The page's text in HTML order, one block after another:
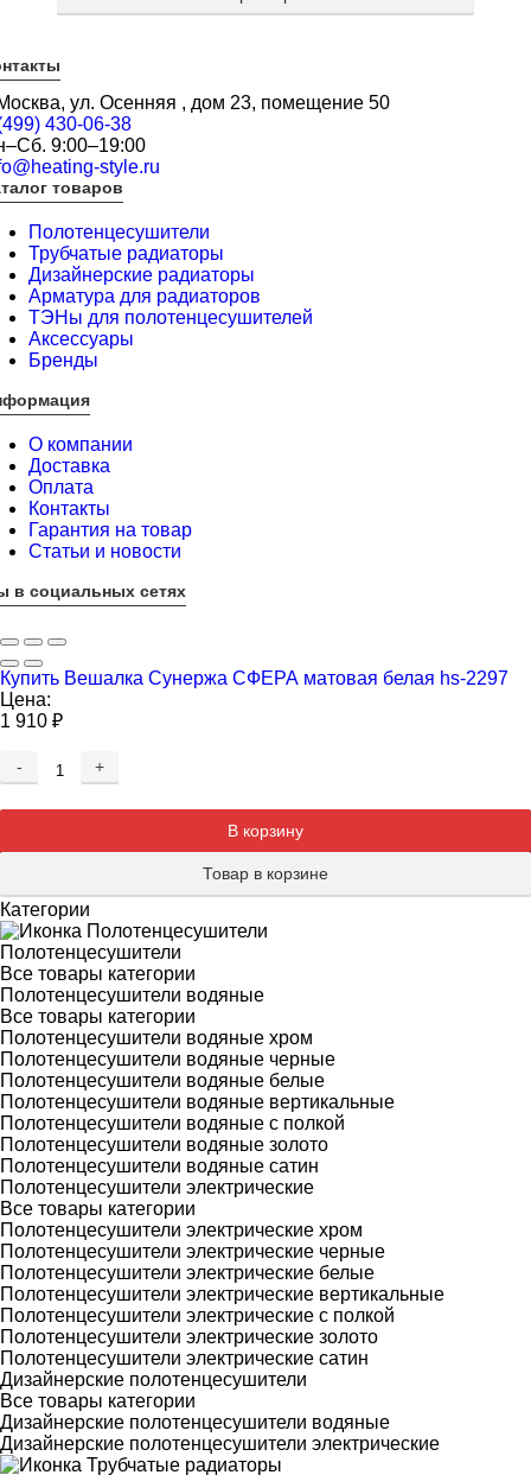
ул. Осенняя , дом 23, помещение 50
430-06-38
9:00–19:00
style.ru
товаров
Полотенцесушители
Трубчатые радиаторы
Дизайнерские радиаторы
Арматура для радиаторов
ТЭНы для полотенцесушителей
Аксессуары
Бренды
О компании
Доставка
Оплата
Контакты
Гарантия на товар
Статьи и новости
в социальных сетях
Купить Вешалка Сунержа СФЕРА матовая белая hs-2297
Цена:
1 910 ₽
-
+
В корзину
Товар в корзине
Категории
Полотенцесушители
Все товары категории
Полотенцесушители водяные
Все товары категории
Полотенцесушители водяные хром
Полотенцесушители водяные черные
Полотенцесушители водяные белые
Полотенцесушители водяные вертикальные
Полотенцесушители водяные с полкой
Полотенцесушители водяные золото
Полотенцесушители водяные сатин
Полотенцесушители электрические
Все товары категории
Полотенцесушители электрические хром
Полотенцесушители электрические черные
Полотенцесушители электрические белые
Полотенцесушители электрические вертикальные
Полотенцесушители электрические с полкой
Полотенцесушители электрические золото
Полотенцесушители электрические сатин
Дизайнерские полотенцесушители
Все товары категории
Дизайнерские полотенцесушители водяные
Дизайнерские полотенцесушители электрические